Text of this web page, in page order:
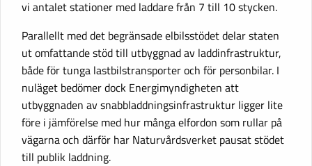
vi antalet stationer med laddare från 7 till 10 stycken.
Parallellt med det begränsade elbilsstödet delar staten
ut omfattande stöd till utbyggnad av laddinfrastruktur,
både för tunga lastbilstransporter och för personbilar. I
nuläget bedömer dock Energimyndigheten att
utbyggnaden av snabbladdningsinfrastruktur ligger lite
före i jämförelse med hur många elfordon som rullar på
vägarna och därför har Naturvårdsverket pausat stödet
till publik laddning.